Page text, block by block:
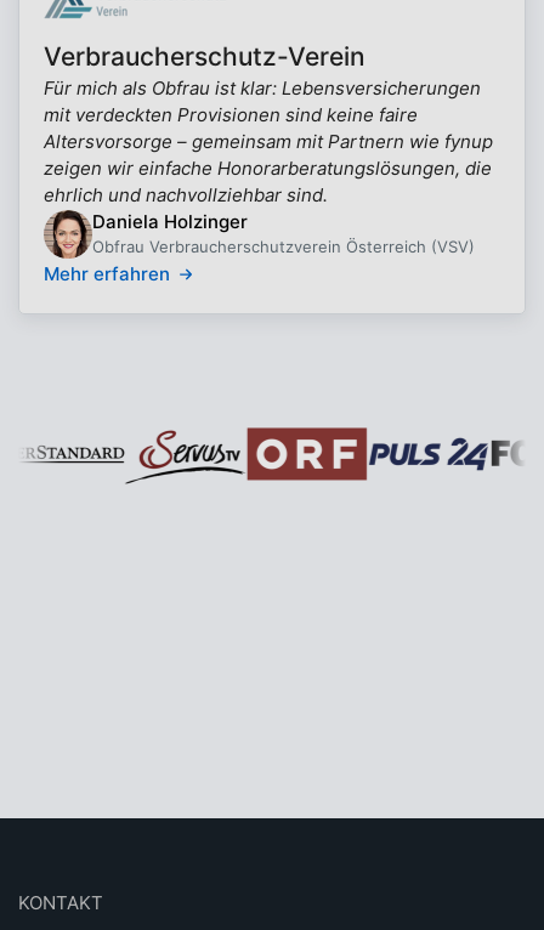
Verbraucherschutz-Verein
Für mich als Obfrau ist klar: Lebensversicherungen
mit verdeckten Provisionen sind keine faire
Altersvorsorge – gemeinsam mit Partnern wie fynup
zeigen wir einfache Honorarberatungslösungen, die
ehrlich und nachvollziehbar sind.
Daniela Holzinger
Obfrau Verbraucherschutzverein Österreich (VSV)
Mehr erfahren
KONTAKT